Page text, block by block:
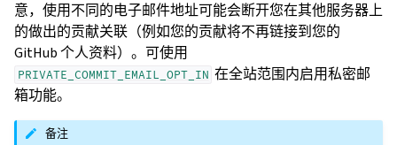
意，使用不同的电子邮件地址可能会断开您在其他服务器上
的做出的贡献关联（例如您的贡献将不再链接到您的
GitHub 个人资料）。可使用
PRIVATE_COMMIT_EMAIL_OPT_IN 在全站范围内启用私密邮
箱功能。
备注